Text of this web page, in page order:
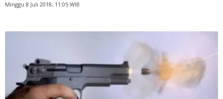
Minggu 8 Juli 2018, 11:05 WIB